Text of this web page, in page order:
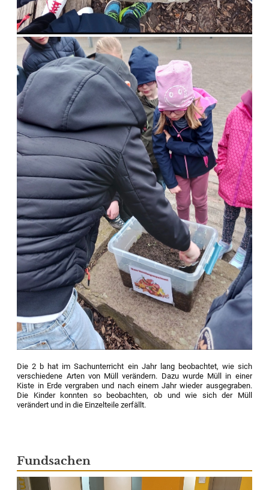
Die 2 b hat im Sachunterricht ein Jahr lang beobachtet, wie sich
verschiedene Arten von Müll verändern. Dazu wurde Müll in einer
Kiste in Erde vergraben und nach einem Jahr wieder ausgegraben.
Die Kinder konnten so beobachten, ob und wie sich der Müll
verändert und in die Einzelteile zerfällt.
Fundsachen